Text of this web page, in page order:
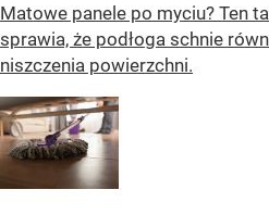
Matowe panele po myciu? Ten
sprawia, że podłoga schnie
niszczenia powierzchni.